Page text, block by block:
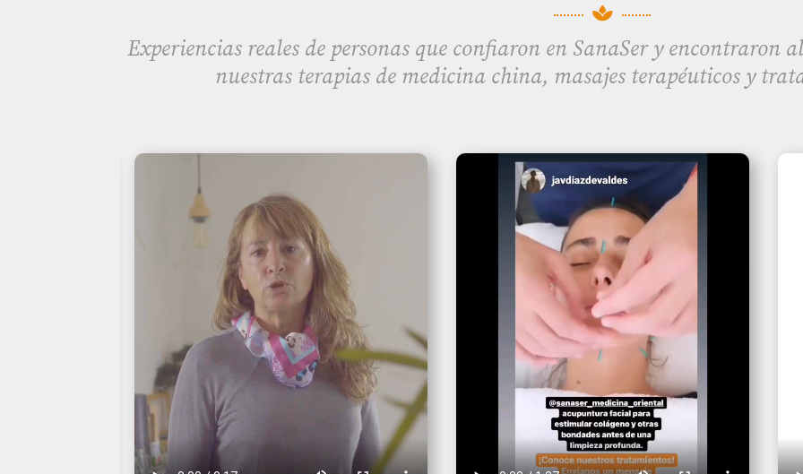

Experiencias reales de personas que confiaron en SanaSer y encontraron
nuestras terapias de medicina china, masajes terapéuticos y